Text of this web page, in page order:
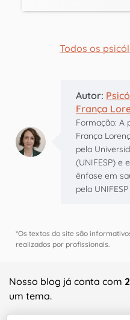
Todos os
Autor:
França
Formação: A
França
pela
(UNIFESP) e
ênfase em
pela UNIFESP
*Os textos do site são
realizados por profissionais.
Nosso blog já conta com
um tema.